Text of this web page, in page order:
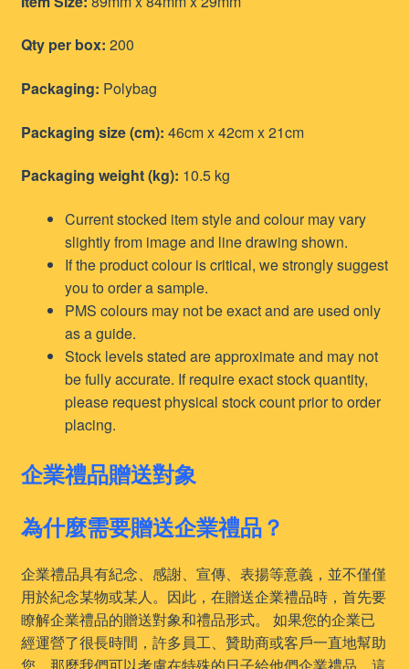
Qty per box: 200
Packaging: Polybag
Packaging size (cm): 46cm x 42cm x 21cm
Packaging weight (kg): 10.5 kg
Current stocked item style and colour may vary
slightly from image and line drawing shown.
If the product colour is critical, we strongly suggest
you to order a sample.
PMS colours may not be exact and are used only
as a guide.
Stock levels stated are approximate and may not
be fully accurate. If require exact stock quantity,
please request physical stock count prior to order
placing.
企業禮品贈送對象
為什麼需要贈送企業禮品？
企業禮品具有紀念、感謝、宣傳、表揚等意義，並不僅僅
用於紀念某物或某人。因此，在贈送企業禮品時，首先要
瞭解企業禮品的贈送對象和禮品形式。 如果您的企業已
經運營了很長時間，許多員工、贊助商或客戶一直地幫助